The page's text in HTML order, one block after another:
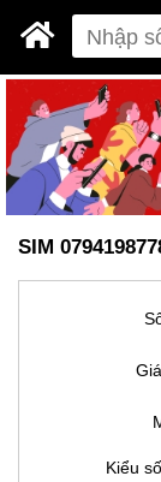
SIM
Kiểu